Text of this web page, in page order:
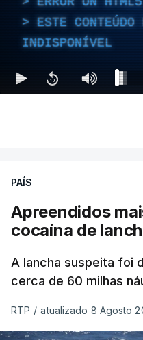
ESTE CONTEÚDO
INDISPONÍVEL
PAÍS
Apreendidos
cocaína de
A lancha suspeita foi
cerca de 60 milhas
RTP / atualizado 8 Agosto